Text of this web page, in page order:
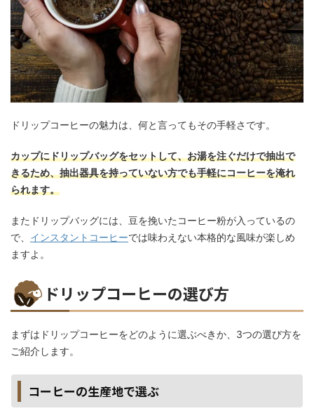
ドリップコーヒーの魅力は、何と言ってもその手軽さです。
カップにドリップバッグをセットして、お湯を注ぐだけで抽出で
きるため、抽出器具を持っていない方でも手軽にコーヒーを淹れ
られます。
またドリップバッグには、豆を挽いたコーヒー粉が入っているの
で、 インスタントコーヒーでは味わえない本格的な風味が楽しめ
ますよ。
ドリップコーヒーの選び方
まずはドリップコーヒーをどのように選ぶべきか、3つの選び方を
ご紹介します。
コーヒーの生産地で選ぶ